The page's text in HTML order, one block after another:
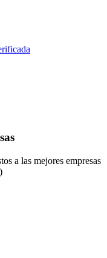
a las mejores empresas